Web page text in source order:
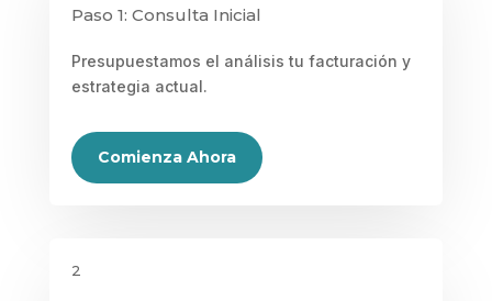
Paso 1: Consulta Inicial
Presupuestamos el análisis tu facturación y
estrategia actual.
Comienza Ahora
2